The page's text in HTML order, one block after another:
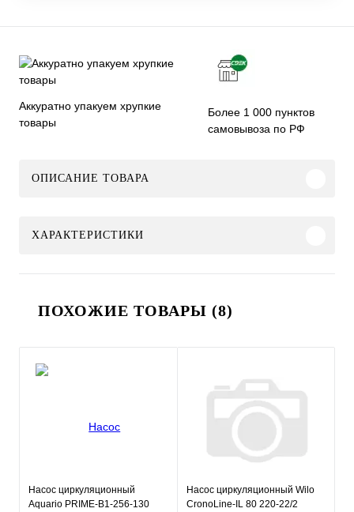
Аккуратно упакуем хрупкие
товары
Более 1 000 пунктов
самовывоза по РФ
ОПИСАНИЕ ТОВАРА
ХАРАКТЕРИСТИКИ
ПОХОЖИЕ ТОВАРЫ (8)
Насос циркуляционный
Aquario PRIME-B1-256-130
Насос циркуляционный Wilo
CronoLine-IL 80 220-22/2